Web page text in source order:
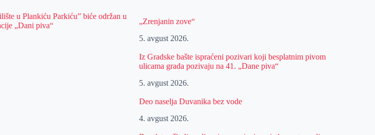
u Plankiću Parkiću” biće održan u
„Dani piva“
„Zrenjanin zove“
5. avgust 2026.
Iz Gradske bašte ispraćeni pozivari koji besplatnim pivom
ulicama grada pozivaju na 41. „Dane piva“
5. avgust 2026.
Deo naselja Duvanika bez vode
4. avgust 2026.